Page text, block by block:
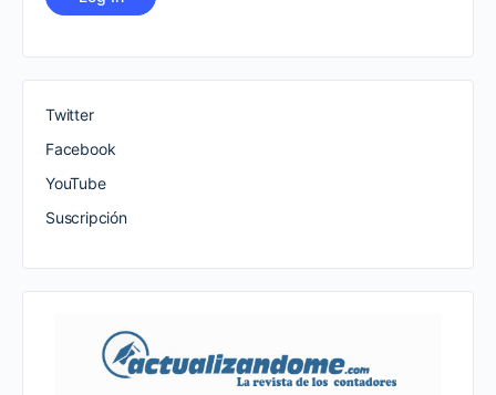
Twitter
Facebook
YouTube
Suscripción